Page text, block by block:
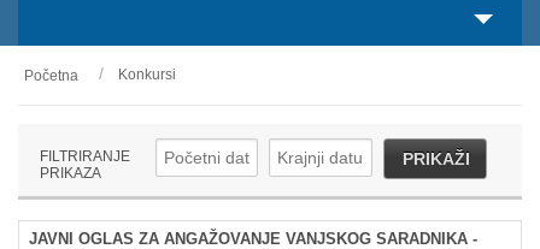
O nama
Nacionalni spomenici
Početna Konkursi
FILTRIRANJE
PRIKAZA
PRIKAŽI
JAVNI OGLAS ZA ANGAŽOVANJE VANJSKOG SARADNIKA -